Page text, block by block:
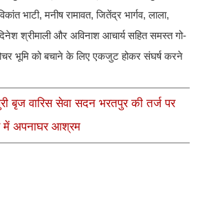
भाटी, मनीष रामावत, जितेंद्र भार्गव, लाला,
श्रीमाली और अविनाश आचार्य सहित समस्त गो-
भूमि को बचाने के लिए एकजुट होकर संघर्ष करने
बृज वारिस सेवा सदन भरतपुर की तर्ज पर
में अपनाघर आश्रम